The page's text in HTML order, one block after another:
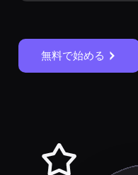
無料で始める